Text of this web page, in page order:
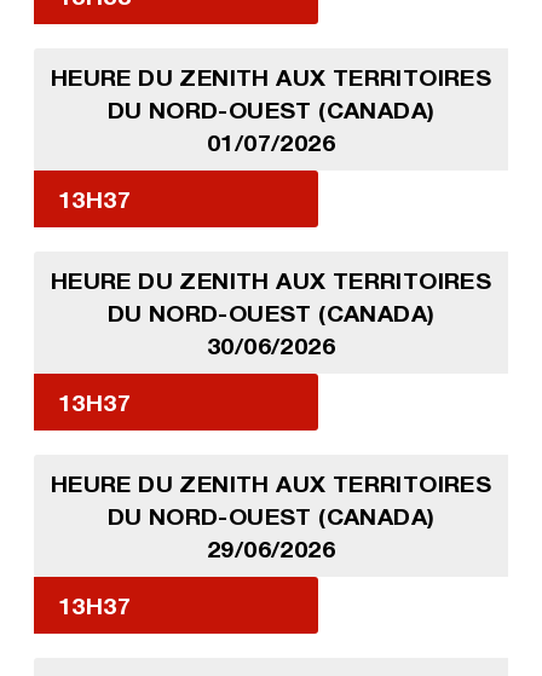
HEURE DU ZENITH AUX TERRITOIRES
DU NORD-OUEST (CANADA)
01/07/2026
13H37
HEURE DU ZENITH AUX TERRITOIRES
DU NORD-OUEST (CANADA)
30/06/2026
13H37
HEURE DU ZENITH AUX TERRITOIRES
DU NORD-OUEST (CANADA)
29/06/2026
13H37